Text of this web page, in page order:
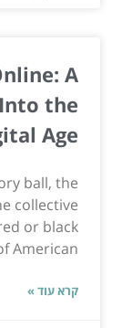
A
the
Age
ball, the
collective
or black
קרא עוד »